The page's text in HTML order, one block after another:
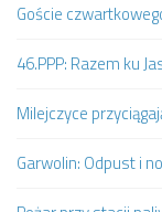
Goście
46.PPP: Razem ku
Milejczyce
Garwolin: Odpust i